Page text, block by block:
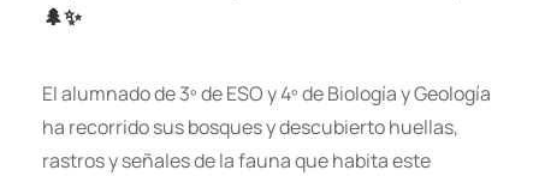
🌲✨
El alumnado de 3º de ESO y 4º de Biología y Geología
ha recorrido sus bosques y descubierto huellas,
rastros y señales de la fauna que habita este